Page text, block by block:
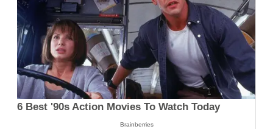
6 Best '90s Action Movies To Watch Today
Brainberries